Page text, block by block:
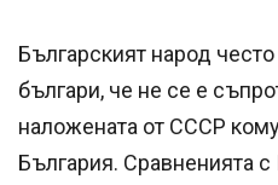
Българският народ
българи, че не се е
наложената от СССР
България. Сравненията